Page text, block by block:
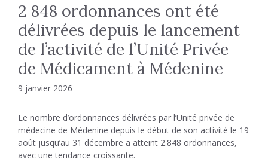
2 848 ordonnances ont été
délivrées depuis le lancement
de l’activité de l’Unité Privée
de Médicament à Médenine
9 janvier 2026
Le nombre d’ordonnances délivrées par l’Unité privée de
médecine de Médenine depuis le début de son activité le 19
août jusqu’au 31 décembre a atteint 2.848 ordonnances,
avec une tendance croissante.